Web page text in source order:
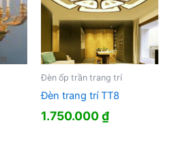
Đèn ốp trần trang trí
Đèn trang trí TT8
1.750.000₫